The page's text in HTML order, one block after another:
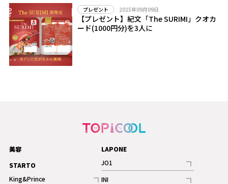
プレゼント 2025年09月09日
【プレゼント】紀文「The SURIMI」クオカ
ード(1000円分)を3人に
美容
STARTO
King&Prince
LAPONE
JO1
記事
INI